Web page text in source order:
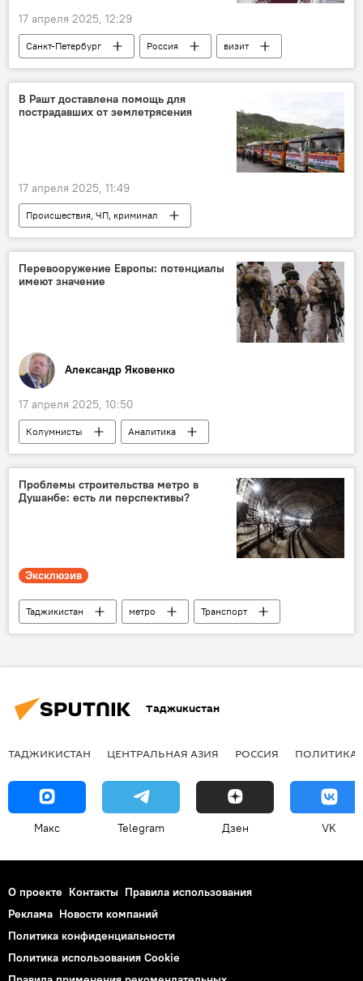
17 апреля 2025, 12:29
Санкт-Петербург Россия
визит
Рустам Эмомали
Таджикистан
В Рашт доставлена помощь для
пострадавших от землетрясения
17 апреля 2025, 11:49
Происшествия, ЧП, криминал
Землетрясения в Таджикистане
землетрясение
Таджикистан
Перевооружение Европы: потенциалы
имеют значение
Александр Яковенко
17 апреля 2025, 10:50
Колумнисты
Аналитика
Армия и вооружение
Мир
Европа и ЕС
Проблемы строительства метро в
Душанбе: есть ли перспективы?
Эксклюзив
Таджикистан метро
Транспорт
Новости Душанбе
Аналитика
Таджикистан
ТАДЖИКИСТАН ЦЕНТРАЛЬНАЯ АЗИЯ РОССИЯ ПОЛИТИКА
Макс Telegram Дзен VK
О проекте Контакты Правила использования
Реклама Новости компаний
Политика конфиденциальности
Политика использования Cookie